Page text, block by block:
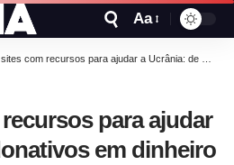
Aa
com recursos para ajudar a Ucrânia: de donativos em dinheiro a ofertas de emprego
para ajudar
em dinheiro